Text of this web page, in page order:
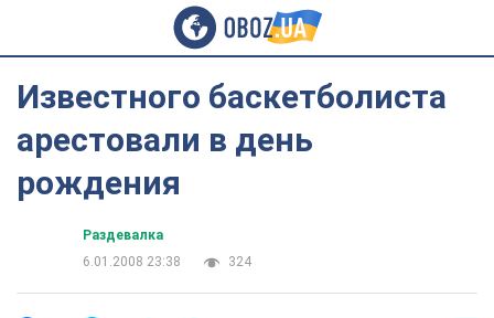
Известного баскетболиста
арестовали в день
рождения
Раздевалка
6.01.2008 23:38
324